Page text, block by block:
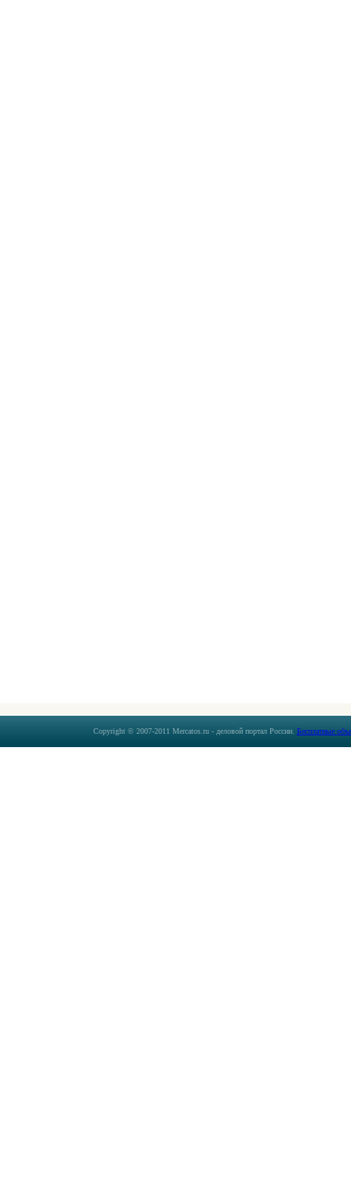
Copyright © 2007-2011 Mercatos.ru - деловой портал России. Бесплатные